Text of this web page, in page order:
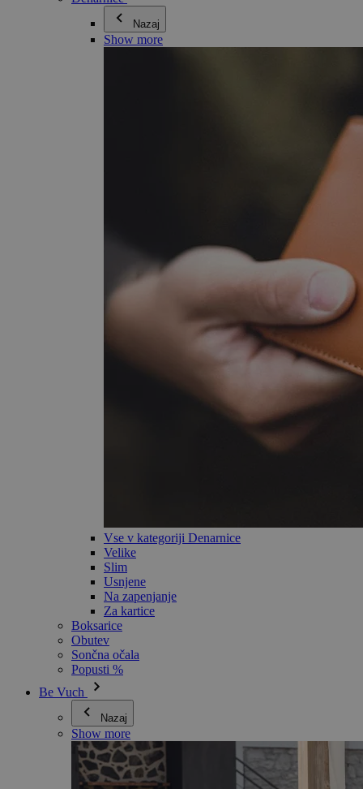
Nazaj
Show more
Vse v kategoriji Denarnice
Velike
Slim
Usnjene
Na zapenjanje
Za kartice
Boksarice
Obutev
Sončna očala
Popusti %
Be Vuch
Nazaj
Show more